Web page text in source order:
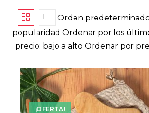
Orden
popularidad Ordenar por los
precio: bajo a alto Ordenar por
¡OFERTA!